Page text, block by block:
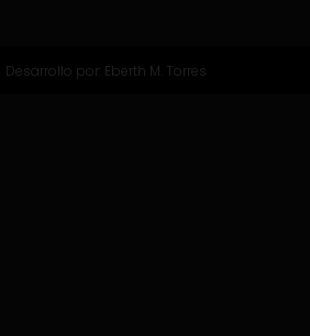
Desarrollo por: Eberth M. Torres